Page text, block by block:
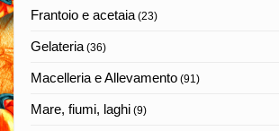
Frantoio e acetaia(23)
Gelateria(36)
Macelleria e Allevamento (91)
Mare, fiumi, laghi (9)